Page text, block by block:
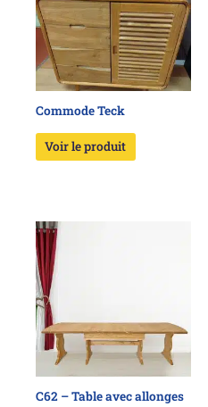
Commode Teck
Voir le produit
C62 – Table avec allonges